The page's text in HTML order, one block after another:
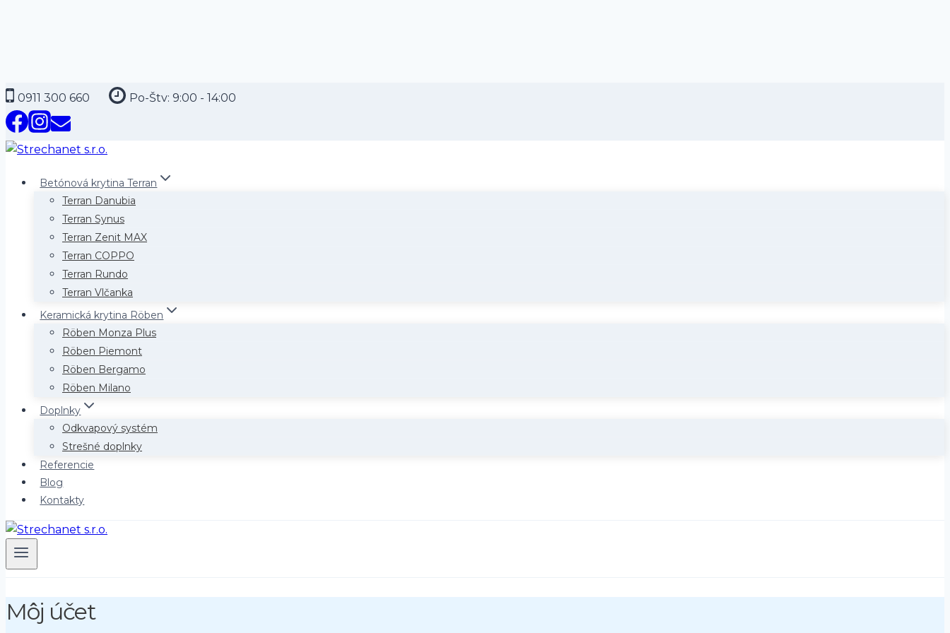
Skip
to
content
0911 300 660 Po-Štv: 9:00 - 14:00
Betónová krytina Terran
Terran Danubia
Terran Synus
Terran Zenit MAX
Terran COPPO
Terran Rundo
Terran Vlčanka
Keramická krytina Röben
Röben Monza Plus
Röben Piemont
Röben Bergamo
Röben Milano
Doplnky
Odkvapový systém
Strešné doplnky
Referencie
Blog
Kontakty
Môj účet